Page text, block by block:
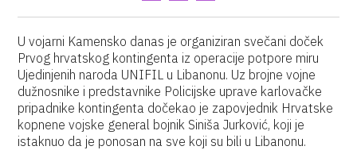
U vojarni Kamensko danas je organiziran svečani doček
Prvog hrvatskog kontingenta iz operacije potpore miru
Ujedinjenih naroda UNIFIL u Libanonu. Uz brojne vojne
dužnosnike i predstavnike Policijske uprave karlovačke
pripadnike kontingenta dočekao je zapovjednik Hrvatske
kopnene vojske general bojnik Siniša Jurković, koji je
istaknuo da je ponosan na sve koji su bili u Libanonu.